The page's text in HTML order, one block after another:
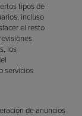
tipos de
incluso
el resto
los
servicios
de anuncios